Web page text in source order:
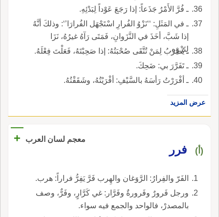
ـ فُرَّ الأَمْرُ جَذَعاً: إذا رَجَعَ عَوْداً لِبَدْئِهِ.
ـ في المَثَلِ: ‘‘نَزْوُ الفُرارِ اسْتَجْهَل الفُرارَا’‘: وذلكَ أنَّهُ
إذا شَبَّ، أخَذَ في النَّزَوانِ، فَمَتَى رَآهُ غيرُهُ، نَزَا
لِنَزْوِهِ.
ـ يُضْرَبُ لِمَنْ تُتَّقَى صُحْبَتُهُ: إذا صَحِبْتَهُ، فَعَلْتَ فِعْلَهُ.
ـ تَفَرَّرَ بي: ضَحِكَ.
ـ أفْرَرْتُ رَأسَهُ بالسَّيْفِ: أفْرَيْتُهُ، وشَقَقْتُهُ.
عرض المزيد
معجم لسان العرب +
(أ) فرر
الفَرّ والفِرارُ: الرَّوَغان والهِرب فَرَّ يَفِرُّ فراراً: هرب.
ورجل فَرورٌ وفَرورةٌ وفَرَّار: غي كَرَّارٍ، وفَرٌّ، وصف
بالمصدرْ، فالواحد والجمع فيه سواء.